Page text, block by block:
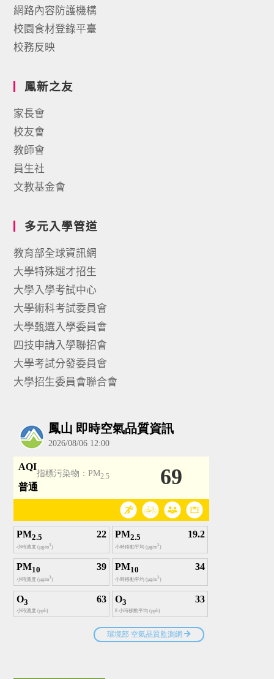
網路內容防護機構
校園食材登錄平臺
校務反映
鳳新之友
家長會
校友會
教師會
員生社
文教基金會
多元入學管道
教育部全球資訊網
大學特殊選才招生
大學入學考試中心
大學術科考試委員會
大學甄選入學委員會
四技申請入學聯招會
大學考試分發委員會
大學招生委員會聯合會